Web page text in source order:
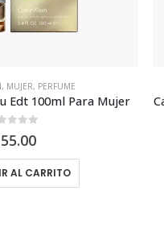
, MUJER, PERFUME
Edt 100ml Para Mujer
of 5
55.00
AL CARRITO